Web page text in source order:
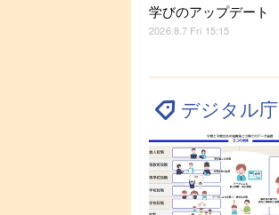
学びのアップデート
2026.8.7 Fri 15:15
デジタル庁